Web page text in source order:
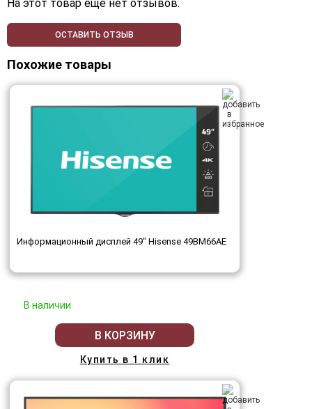
На этот товар еще нет отзывов.
ОСТАВИТЬ ОТЗЫВ
Похожие товары
Информационный дисплей 49" Hisense 49BM66AE
В наличии
В КОРЗИНУ
Купить в 1 клик